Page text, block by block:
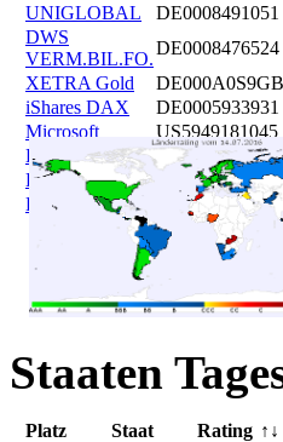
UNIGLOBAL
DE0008491051
DWS
VERM.BIL.FO.
DE0008476524
XETRA Gold
iShares DAX
DE0005933931
Microsoft
US5949181045
DAIMLER
DE0007100000
Brent Oil
Bitcoin
BITCOIN
Staaten
Platz Staat Rating ↑↓